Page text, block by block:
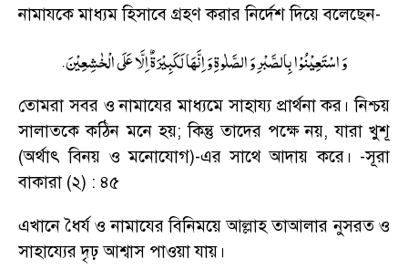
নামাযকে মাধ্যম হিসাবে গ্রহণ করার নির্দেশ দিয়ে বলেছেন-
وَ اسْتَعِیْنُوْا بِالصَّبْرِ وَ الصَّلٰوةِ وَ اِنَّهَا لَكَبِیْرَةٌ اِلَّا عَلَی الْخٰشِعِیْنَ.
তোমরা সবর ও নামাযের মাধ্যমে সাহায্য প্রার্থনা কর। নিশ্চয়
সালাতকে কঠিন মনে হয়;কিন্তু তাদের পক্ষে নয়,যারা খুশূ
(অর্থাৎ বিনয় ও মনোযোগ)-এর সাথে আদায় করে। -সূরা
বাকারা (২) : ৪৫
এখানে ধৈর্য ও নামাযের বিনিময়ে আল্লাহ তাআলার নুসরত ও
সাহায্যের দৃঢ় আশ্বাস পাওয়া যায়।